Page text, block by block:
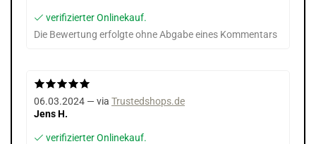
verifizierter Onlinekauf.
Die Bewertung erfolgte ohne Abgabe eines Kommentars
06.03.2024 — via Trustedshops.de
Jens H.
verifizierter Onlinekauf.